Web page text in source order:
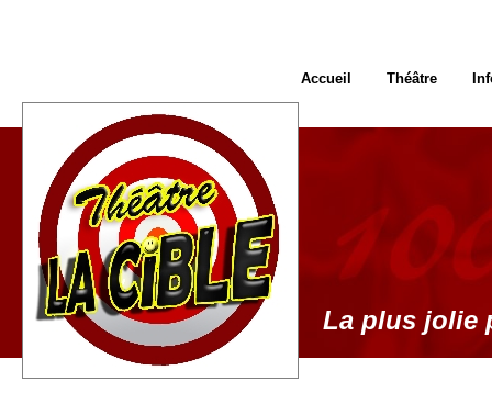
La plus jolie
Accueil Théâtre